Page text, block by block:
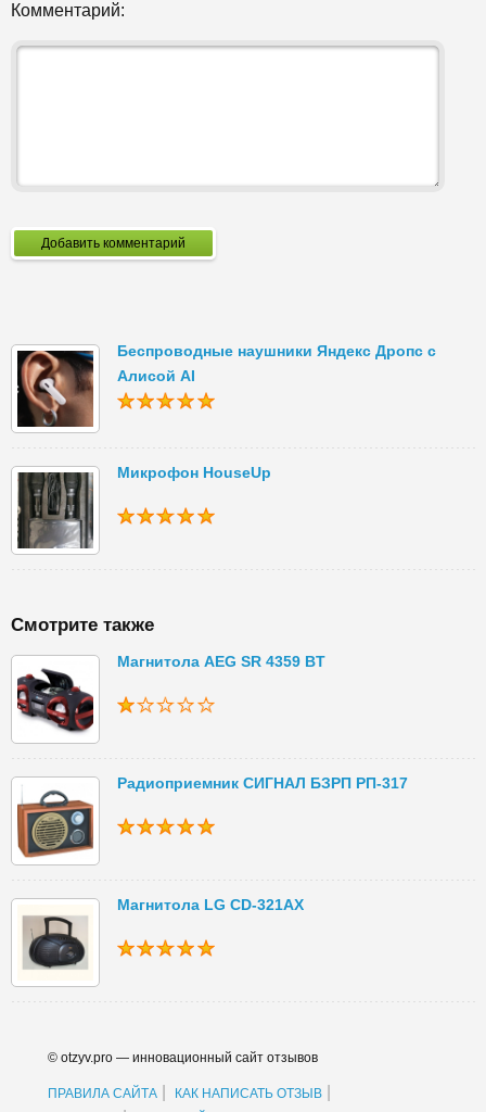
Комментарий:
Добавить комментарий
Беспроводные наушники Яндекс Дропс с
Алисой AI
Микрофон HouseUp
Смотрите также
Магнитола AEG SR 4359 BT
Радиоприемник СИГНАЛ БЗРП РП-317
Магнитола LG CD-321AX
© otzyv.pro — инновационный сайт отзывов
ПРАВИЛА САЙТА КАК НАПИСАТЬ ОТЗЫВ